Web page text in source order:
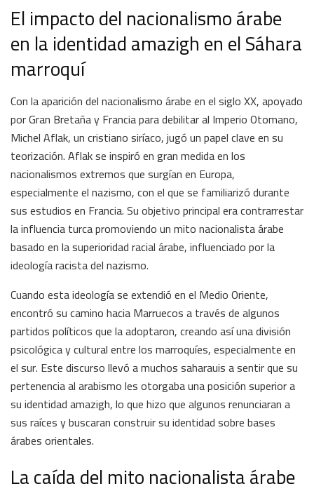
El impacto del nacionalismo árabe
en la identidad amazigh en el Sáhara
marroquí
Con la aparición del nacionalismo árabe en el siglo XX, apoyado
por Gran Bretaña y Francia para debilitar al Imperio Otomano,
Michel Aflak, un cristiano siríaco, jugó un papel clave en su
teorización. Aflak se inspiró en gran medida en los
nacionalismos extremos que surgían en Europa,
especialmente el nazismo, con el que se familiarizó durante
sus estudios en Francia. Su objetivo principal era contrarrestar
la influencia turca promoviendo un mito nacionalista árabe
basado en la superioridad racial árabe, influenciado por la
ideología racista del nazismo.
Cuando esta ideología se extendió en el Medio Oriente,
encontró su camino hacia Marruecos a través de algunos
partidos políticos que la adoptaron, creando así una división
psicológica y cultural entre los marroquíes, especialmente en
el sur. Este discurso llevó a muchos saharauis a sentir que su
pertenencia al arabismo les otorgaba una posición superior a
su identidad amazigh, lo que hizo que algunos renunciaran a
sus raíces y buscaran construir su identidad sobre bases
árabes orientales.
La caída del mito nacionalista árabe